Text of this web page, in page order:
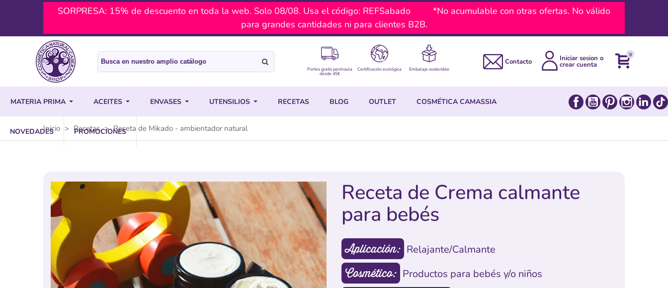
SORPRESA: 15% de descuento en toda la web. Solo 08/08. Usa el código: REFSabado *No acumulable con otras ofertas. No válido
para grandes cantidades ni para clientes B2B.
Portes gratis península
desde 45€
Certificación ecológica Embalaje sostenible
Contacto Iniciar sesion o
crear cuenta
0
MATERIA PRIMA ACEITES ENVASES UTENSILIOS RECETAS BLOG OUTLET COSMÉTICA CAMASSIA
NOVEDADES PROMOCIONES
FacebookYouTubePinterestInstagram
Inicio > Recetas > Receta de Mikado - ambientador natural
Receta de Crema calmante
para bebés
Aplicación: Relajante/Calmante
Cosmético: Productos para bebés y/o niños